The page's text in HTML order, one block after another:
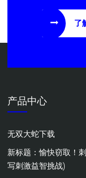
了
产品中心
无双大蛇下载
新标题：愉快窃取！
写刺激益智挑战)